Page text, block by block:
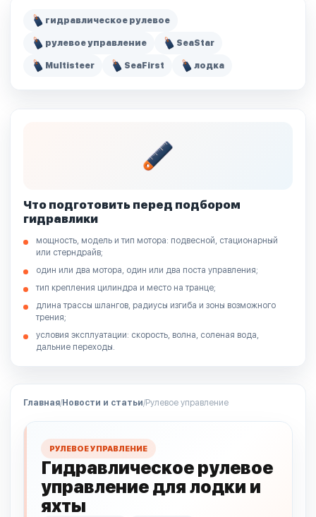
гидравлическое рулевое
рулевое управление SeaStar
Multisteer SeaFirst лодка
Что подготовить перед подбором
гидравлики
мощность, модель и тип мотора: подвесной, стационарный
или стерндрайв;
один или два мотора, один или два поста управления;
тип крепления цилиндра и место на транце;
длина трассы шлангов, радиусы изгиба и зоны возможного
трения;
условия эксплуатации: скорость, волна, соленая вода,
дальние переходы.
Главная/Новости и статьи/Рулевое управление
РУЛЕВОЕ УПРАВЛЕНИЕ
Гидравлическое рулевое
управление для лодки и
яхты